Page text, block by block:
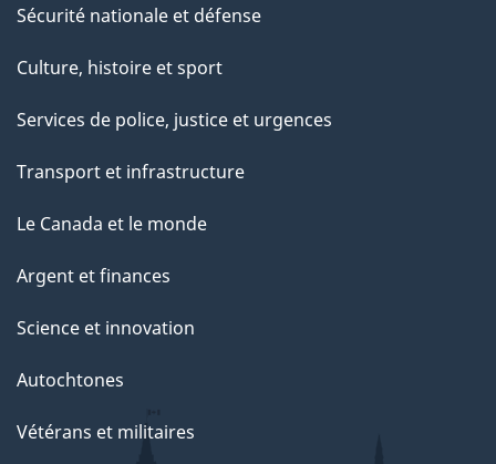
Sécurité nationale et défense
Culture, histoire et sport
Services de police, justice et urgences
Transport et infrastructure
Le Canada et le monde
Argent et finances
Science et innovation
Autochtones
Vétérans et militaires